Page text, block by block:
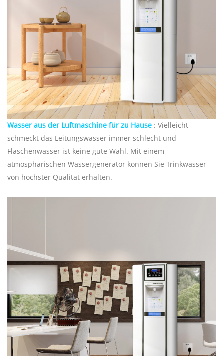
Wasser aus der Luftmaschine für zu Hause : Vielleicht
schmeckt das Leitungswasser immer schlecht und
Flaschenwasser ist keine gute Wahl. Mit einem
atmosphärischen Wassergenerator können Sie Trinkwasser
von höchster Qualität erhalten.